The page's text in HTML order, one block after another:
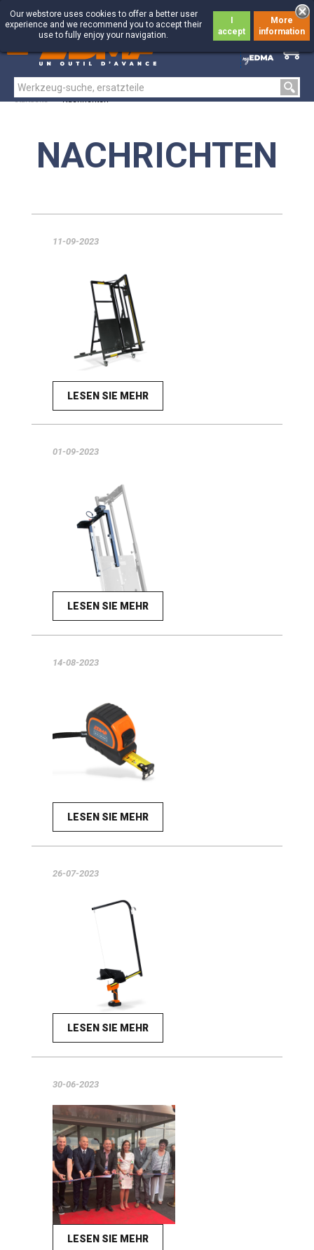
0
0
Our webstore uses cookies to offer a better user
experience and we recommend you to accept their
use to fully enjoy your navigation.
accept
More
information
Startseite > Nachrichten
NACHRICHTEN
11-09-2023
LESEN SIE MEHR
01-09-2023
LESEN SIE MEHR
14-08-2023
LESEN SIE MEHR
26-07-2023
LESEN SIE MEHR
30-06-2023
LESEN SIE MEHR